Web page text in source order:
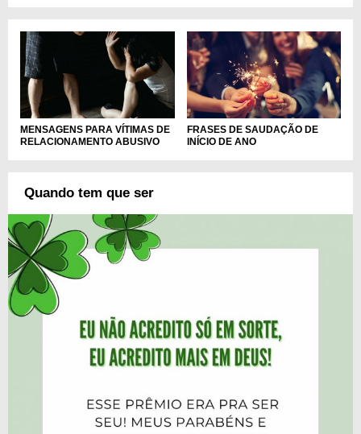
MENSAGENS PARA VÍTIMAS DE
RELACIONAMENTO ABUSIVO
FRASES DE SAUDAÇÃO DE
INÍCIO DE ANO
Quando tem que ser